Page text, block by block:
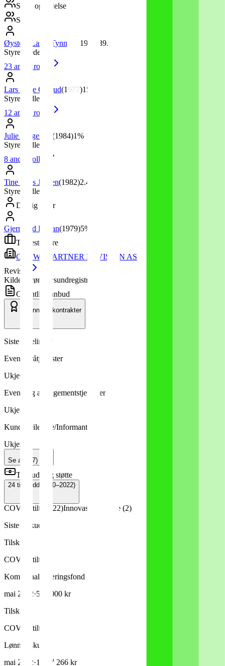
Styre og ledelse
Styre
Øystein Lasse Tynning 1972
39.5%
Styrets leder
23 andre roller
Lars Terje Grorud(1977)15%
Styremedlem
12 andre roller
Julie Torgersen (1984)1%
Styremedlem
8 andre roller
Tine Rees Jensen(1982)2.4%
Styremedlem
Daglig leder
Gjermund Hellan(1979)5%
Tjenesteytere
CROWE PARTNER REVISJON AS
Revisor
Kilde: Brønnøysundregistrene
Offentlige anbud
vunnede kontrakter
Siste tildelinger
Eventbyråtjenester
Ukjent
Event- og arrangementstjenester
Ukjent
Kundeveiledere/Informanter
Ukjent
Se alle 7)
Tilskudd og støtte
24 tilskudd 2020–2022)
COVID-tiltak 22)Innovasjon Norge (2)
Siste tilskudd
Tilskudd
COVID-tiltak
Kommunale næringsfond
mai 2022·500 000 kr
Tilskudd
COVID-tiltak
Lønnstilskudd
mai 2022·1 287 266 kr